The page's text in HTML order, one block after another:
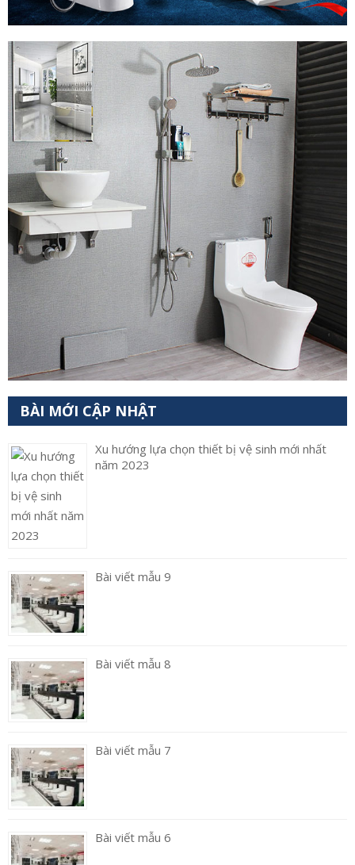
BÀI MỚI CẬP NHẬT
Xu hướng lựa chọn thiết bị vệ sinh mới nhất
năm 2023
Bài viết mẫu 9
Bài viết mẫu 8
Bài viết mẫu 7
Bài viết mẫu 6